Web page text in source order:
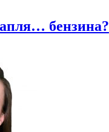
бензина?